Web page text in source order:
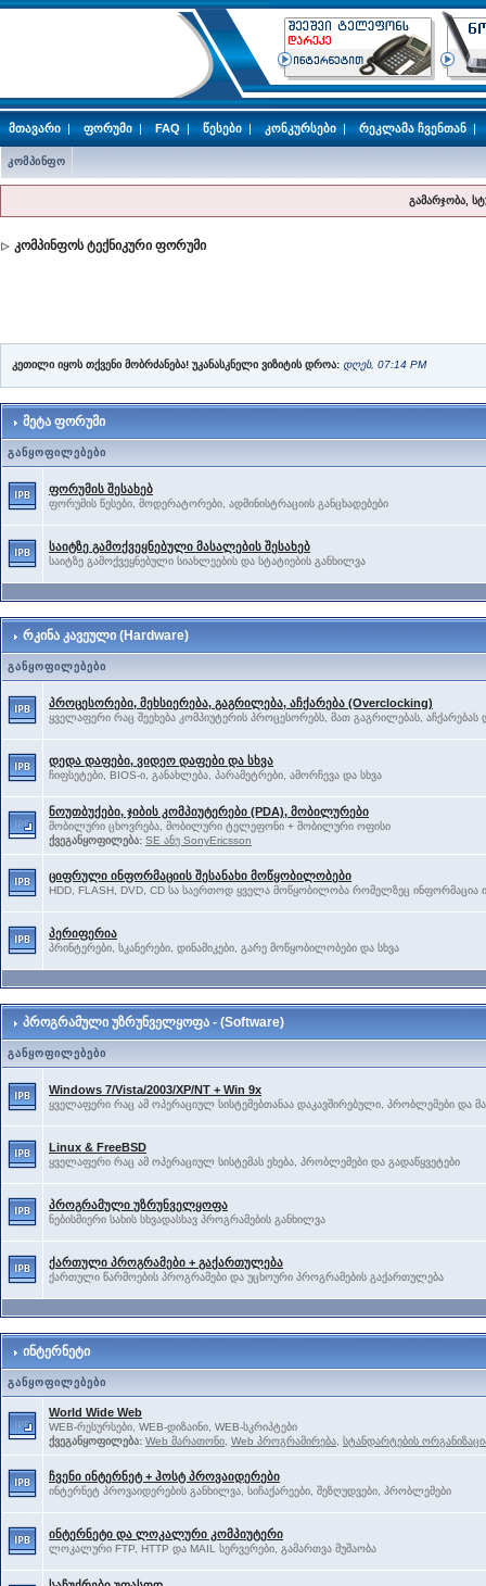
მთავარი| ფორუმი| FAQ| წესები| კონკურსები| რეკლამა ჩვენთან|
კომპინფო
გამარჯობა,
კომპინფოს ტექნიკური ფორუმი
კეთილი იყოს თქვენი მობრძანება! უკანასკნელი ვიზიტის დროა: დღეს, 07:14 PM
მეტა ფორუმი
განყოფილებები
ფორუმის შესახებ
ფორუმის წესები, მოდერატორები, ადმინისტრაციის განცხადებები
საიტზე გამოქვეყნებული მასალების შესახებ
საიტზე გამოქვეყნებული სიახლეების და სტატიების განხილვა
რკინა კავეული (Hardware)
განყოფილებები
პროცესორები, მეხსიერება, გაგრილება, აჩქარება (Overclocking)
ყველაფერი რაც შეეხება კომპიუტერის პროცესორებს, მათ გაგრილებას, აჩქარებას
დედა დაფები, ვიდეო დაფები და სხვა
ჩიფსეტები, BIOS-ი, განახლება, პარამეტრები, ამორჩევა და სხვა
ნოუთბუქები, ჯიბის კომპიუტერები (PDA), მობილურები
მობილური ცხოვრება, მობილური ტელეფონი + მობილური ოფისი
ქვეგანყოფილება: SE ანუ SonyEricsson
ციფრული ინფორმაციის შესანახი მოწყობილობები
HDD, FLASH, DVD, CD სა საერთოდ ყველა მოწყობილობა რომელზეც ინფორმაცია
პერიფერია
პრინტერები, სკანერები, დინამიკები, გარე მოწყობილობები და სხვა
პროგრამული უზრუნველყოფა - (Software)
განყოფილებები
Windows 7/Vista/2003/XP/NT + Win 9x
ყველაფერი რაც ამ ოპერაციულ სისტემებთანაა დაკავშირებული, პრობლემები და
Linux & FreeBSD
ყველაფერი რაც ამ ოპერაციულ სისტემას ეხება, პრობლემები და გადაწყვეტები
პროგრამული უზრუნველყოფა
ნებისმიერი სახის სხვადასხავ პროგრამების განხილვა
ქართული პროგრამები + გაქართულება
ქართული წარმოების პროგრამები და უცხოური პროგრამების გაქართულება
ინტერნეტი
განყოფილებები
World Wide Web
WEB-რესურსები, WEB-დიზაინი, WEB-სკრიპტები
ქვეგანყოფილება: Web მარათონი Web პროგრამირება სტანდარტების
ჩვენი ინტერნეტ + ჰოსტ პროვაიდერები
ინტერნეტ პროვაიდერების განხილვა, სიჩაქარეები, შეზღუდვები, პრობლემები
ინტერნეტი და ლოკალური კომპიუტერი
ლოკალური FTP, HTTP და MAIL სერვერები, გამართვა მუშაობა